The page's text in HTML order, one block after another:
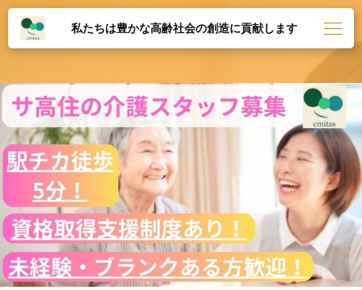
私たちは豊かな高齢社会の創造に貢献します